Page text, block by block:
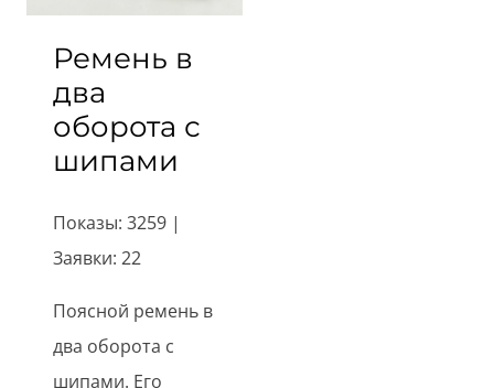
Ремень в
два
оборота с
шипами
Показы: 3259 |
Заявки: 22
Поясной ремень в
два оборота с
шипами. Его